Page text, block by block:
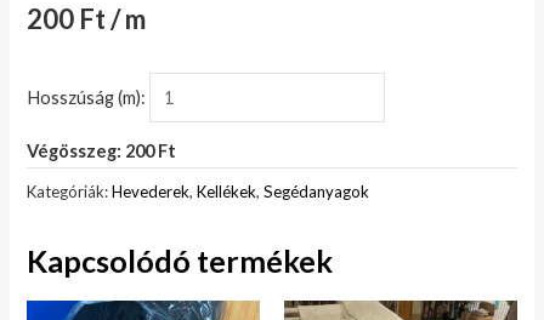
200 Ft / m
Hosszúság (m):
Végösszeg: 200 Ft
Kategóriák:Hevederek,Kellékek,Segédanyagok
Kapcsolódó termékek